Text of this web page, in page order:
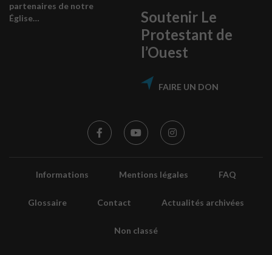
partenaires de notre
Église…
Soutenir Le
Protestant de
l’Ouest
FAIRE UN DON
Informations Mentions légales FAQ
Glossaire Contact Actualités archivées
Non classé